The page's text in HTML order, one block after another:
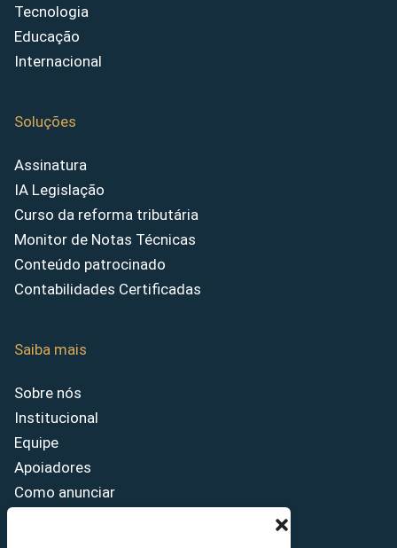
Tecnologia
Educação
Internacional
Soluções
Assinatura
IA Legislação
Curso da reforma tributária
Monitor de Notas Técnicas
Conteúdo patrocinado
Contabilidades Certificadas
Saiba mais
Sobre nós
Institucional
Equipe
Apoiadores
Como anunciar